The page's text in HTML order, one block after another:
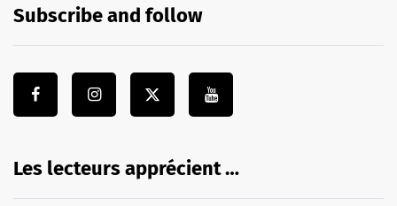
Subscribe and follow
Les lecteurs apprécient …